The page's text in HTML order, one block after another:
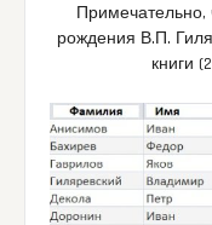
Примечательно,
рождения В.П.
книги